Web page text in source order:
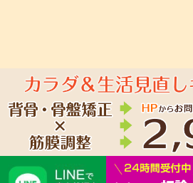
Copyright(c) 2023 あおば整骨院 All
ールスタイル（整骨院・整体院